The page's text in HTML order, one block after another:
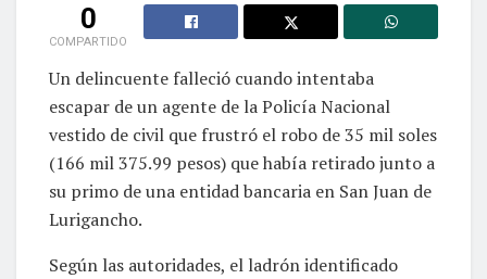
0
COMPARTIDO
Un delincuente falleció cuando intentaba
escapar de un agente de la Policía Nacional
vestido de civil que frustró el robo de 35 mil soles
(166 mil 375.99 pesos) que había retirado junto a
su primo de una entidad bancaria en San Juan de
Lurigancho.
Según las autoridades, el ladrón identificado